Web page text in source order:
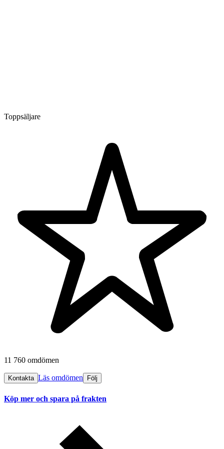
Toppsäljare
11 760 omdömen
Kontakta Läs omdömen Följ
Köp mer och spara på frakten